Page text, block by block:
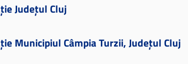
Județul Cluj
Municipiul Câmpia Turzii, Județul Cluj